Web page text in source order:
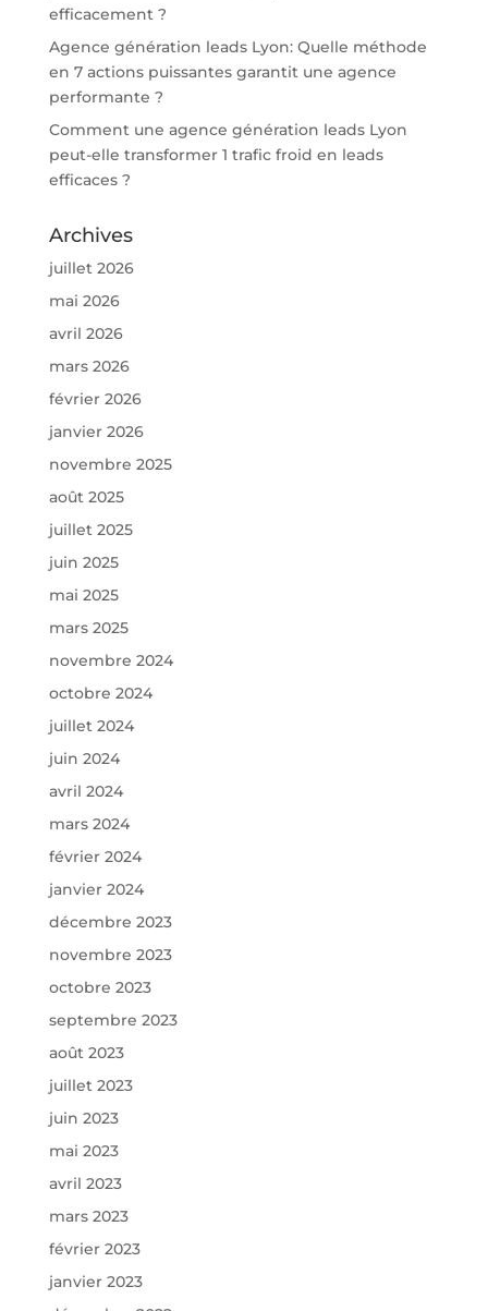
efficacement ?
Agence génération leads Lyon: Quelle méthode
en 7 actions puissantes garantit une agence
performante ?
Comment une agence génération leads Lyon
peut-elle transformer 1 trafic froid en leads
efficaces ?
Archives
juillet 2026
mai 2026
avril 2026
mars 2026
février 2026
janvier 2026
novembre 2025
août 2025
juillet 2025
juin 2025
mai 2025
mars 2025
novembre 2024
octobre 2024
juillet 2024
juin 2024
avril 2024
mars 2024
février 2024
janvier 2024
décembre 2023
novembre 2023
octobre 2023
septembre 2023
août 2023
juillet 2023
juin 2023
mai 2023
avril 2023
mars 2023
février 2023
janvier 2023